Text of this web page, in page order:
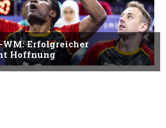
Erfolgreicher
Hoffnung